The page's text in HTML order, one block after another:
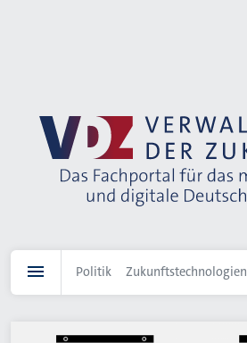
Politik Zukunftstechnologien